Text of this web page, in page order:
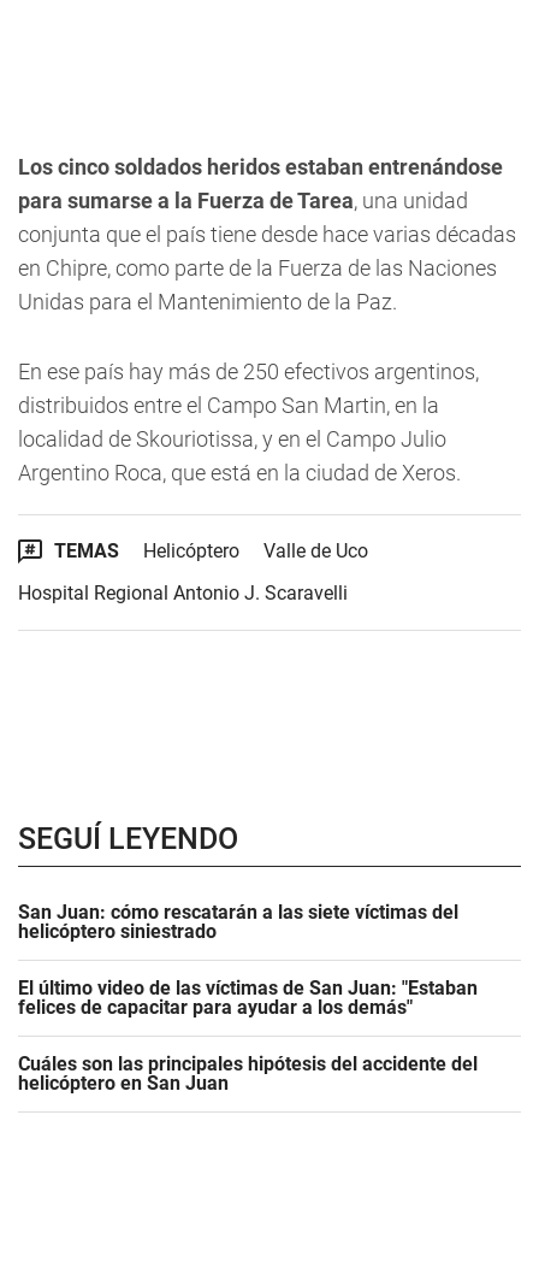
Los cinco soldados heridos estaban entrenándose
para sumarse a la Fuerza de Tarea, una unidad
conjunta que el país tiene desde hace varias décadas
en Chipre, como parte de la Fuerza de las Naciones
Unidas para el Mantenimiento de la Paz.
En ese país hay más de 250 efectivos argentinos,
distribuidos entre el Campo San Martin, en la
localidad de Skouriotissa, y en el Campo Julio
Argentino Roca, que está en la ciudad de Xeros.
TEMAS Helicóptero
Valle de Uco
Hospital Regional Antonio J. Scaravelli
SEGUÍ LEYENDO
San Juan: cómo rescatarán a las siete víctimas del
helicóptero siniestrado
El último video de las víctimas de San Juan: "Estaban
felices de capacitar para ayudar a los demás"
Cuáles son las principales hipótesis del accidente del
helicóptero en San Juan